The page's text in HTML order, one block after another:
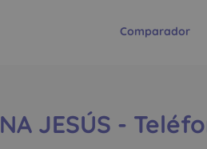
Comparador
JESÚS -